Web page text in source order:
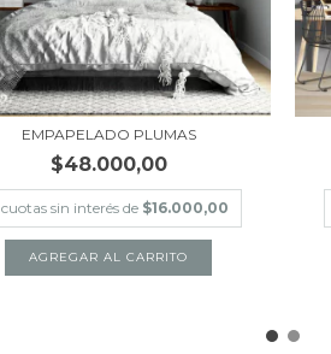
EMPAPELADO PLUMAS
$48.000,00
cuotas sin interés de $16.000,00
AGREGAR AL CARRITO